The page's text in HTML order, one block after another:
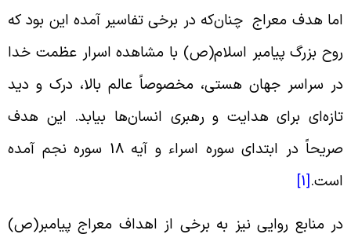
هدف معراج چنان‌‌که در برخی تفاسیر آمده این بود که
بزرگ پیامبر اسلام(ص) با مشاهده اسرار عظمت خدا
سراسر جهان هستى، مخصوصاً عالم بالا، درک و دید
براى هدایت و رهبرى انسان‌‌ها بیابد. این هدف
صریحاً در ابتدای سوره اسراء و آیه 18 سوره نجم آمده
[1]
منابع روایی نیز به برخی از اهداف معراج پیامبر(ص)